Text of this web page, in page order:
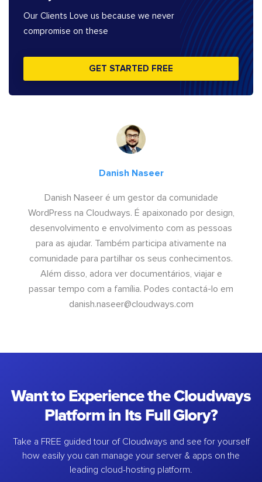
Our Clients Love us because we never
compromise on these
GET STARTED FREE
Danish Naseer
Danish Naseer é um gestor da comunidade
WordPress na Cloudways. É apaixonado por design,
desenvolvimento e envolvimento com as pessoas
para as ajudar. Também participa ativamente na
comunidade para partilhar os seus conhecimentos.
Além disso, adora ver documentários, viajar e
passar tempo com a família. Podes contactá-lo em
danish.naseer@cloudways.com
Want to Experience the Cloudways
Platform in Its Full Glory?
Take a FREE guided tour of Cloudways and see for yourself
how easily you can manage your server & apps on the
leading cloud-hosting platform.